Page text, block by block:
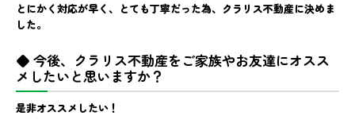
とにかく対応が早く、とても丁寧だった為、クラリス不動産に決めま
した。
◆ 今後、クラリス不動産をご家族やお友達にオスス
メしたいと思いますか？
是非オススメしたい！